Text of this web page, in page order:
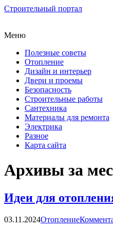
Строительный портал
Меню
Полезные советы
Отопление
Дизайн и интерьер
Двери и проемы
Безопасность
Строительные работы
Сантехника
Материалы для ремонта
Электрика
Разное
Карта сайта
Архивы за
Идеи для
03.11.2024Отопление